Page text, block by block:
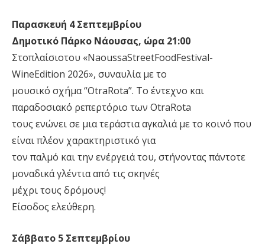
Παρασκευή 4 Σεπτεμβρίου
Δημοτικό Πάρκο Νάουσας, ώρα 21:00
Στοπλαίσιοτου «NaoussaStreetFoodFestival-
WineEdition 2026», συναυλία με το
μουσικό σχήμα “OtraRota”. Το έντεχνο και
παραδοσιακό ρεπερτόριο των OtraRota
τους ενώνει σε μια τεράστια αγκαλιά με το κοινό που
είναι πλέον χαρακτηριστικό για
τον παλμό και την ενέργειά του, στήνοντας πάντοτε
μοναδικά γλέντια από τις σκηνές
μέχρι τους δρόμους!
Είσοδος ελεύθερη.
Σάββατο 5 Σεπτεμβρίου